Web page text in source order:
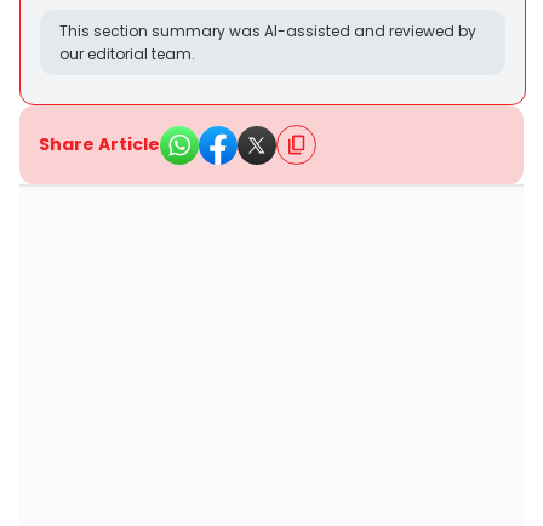
This section summary was AI-assisted and reviewed by
our editorial team.
Share Article